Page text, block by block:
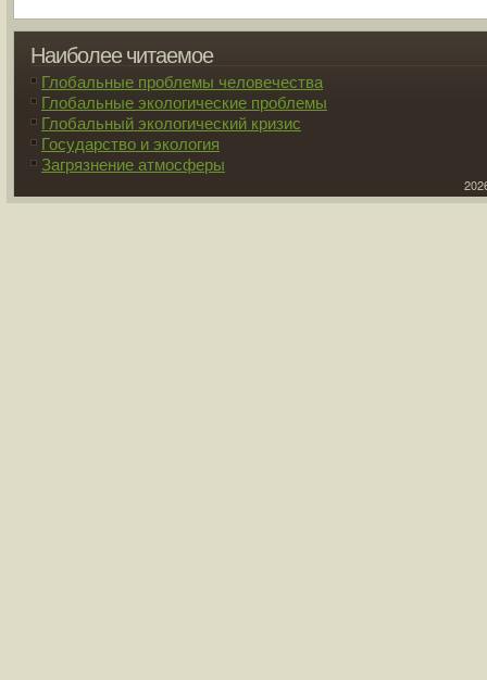
Наиболее читаемое
Глобальные проблемы человечества
Глобальные экологические проблемы
Глобальный экологический кризис
Государство и экология
Загрязнение атмосферы